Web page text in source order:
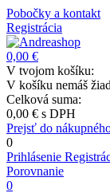
Pobočky a kontakt
Registrácia
0,00 €
V tvojom košíku:
V košíku nemáš
Celková suma:
0,00 € s DPH
Prejsť do
0
Prihlásenie
Porovnanie
0